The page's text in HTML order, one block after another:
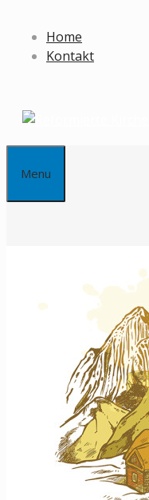
Inhalt
Home
Kontakt
Menu